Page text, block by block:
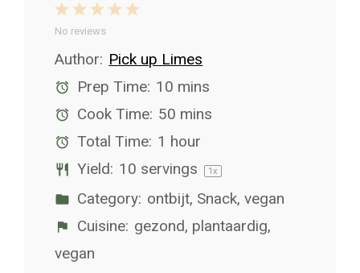
5
4
3
Stars
2
Stars
1
Star
No reviews
Author: Pick up Limes
Prep Time: 10 mins
Cook Time: 50 mins
Total Time: 1 hour
Yield: 10 servings 1x
Category: ontbijt, Snack, vegan
Cuisine: gezond, plantaardig,
vegan